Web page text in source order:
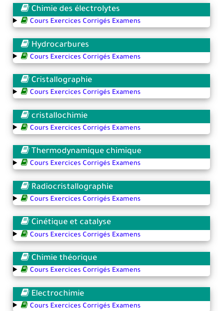
Chimie des électrolytes
Cours Exercices Corrigés Examens
Hydrocarbures
Cours Exercices Corrigés Examens
Cristallographie
Cours Exercices Corrigés Examens
cristallochimie
Cours Exercices Corrigés Examens
Thermodynamique chimique
Cours Exercices Corrigés Examens
Radiocristallographie
Cours Exercices Corrigés Examens
Cinétique et catalyse
Cours Exercices Corrigés Examens
Chimie théorique
Cours Exercices Corrigés Examens
Electrochimie
Cours Exercices Corrigés Examens